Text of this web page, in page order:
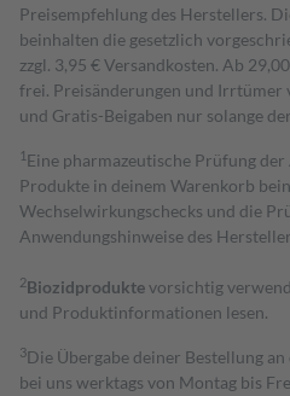
Preisempfehlung des Herstellers.
beinhalten die gesetzlich
zzgl. 3,95 € Versandkosten. Ab
frei. Preisänderungen und Irrtümer
und Gratis-Beigaben nur solange
1 Eine pharmazeutische Prüfung
Produkte in deinem Warenkorb
Wechselwirkungschecks und die
Anwendungshinweise des
2Biozidproduktevorsichtig
und Produktinformationen lesen.
3Die Übergabe deiner Bestellung
bei uns werktags von Montag bis